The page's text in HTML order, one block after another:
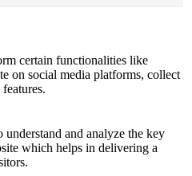
certain functionalities like
on social media platforms, collect
understand and analyze the key
which helps in delivering a